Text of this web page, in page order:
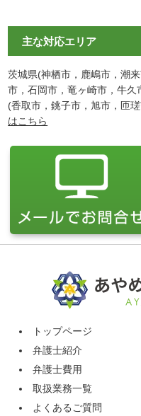
主な対応エリア
茨城県(神栖市，鹿嶋市，潮
市，石岡市，竜ヶ崎市，牛
(香取市，銚子市，旭市，匝
はこちら
トップページ
弁護士紹介
弁護士費用
取扱業務一覧
よくあるご質問